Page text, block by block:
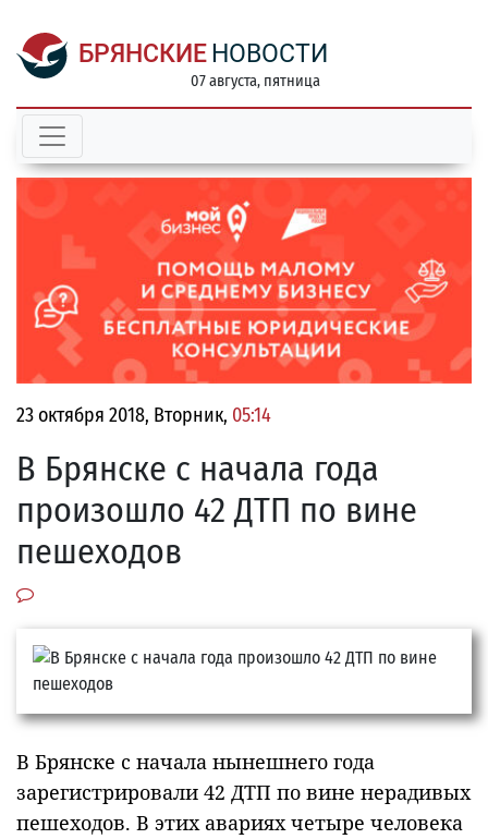
БРЯНСКИЕ НОВОСТИ
07 августа, пятница
23 октября 2018, Вторник, 05:14
В Брянске с начала года
произошло 42 ДТП по вине
пешеходов
В Брянске с начала нынешнего года
зарегистрировали 42 ДТП по вине нерадивых
пешеходов. В этих авариях четыре человека